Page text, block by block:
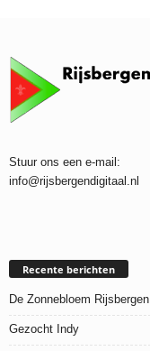
Stuur ons een e-mail:
info@rijsbergendigitaal.nl
Recente berichten
De Zonnebloem Rijsbergen
Gezocht Indy